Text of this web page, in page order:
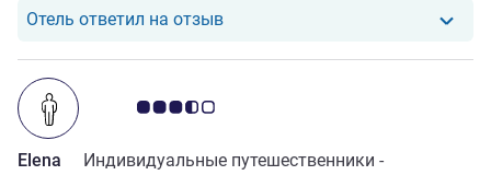
Отель ответил на отзывОтель ответил на отзыв от
Примечание: отзывы клиентов 3.5/5
Elena
Индивидуальные путешественники -